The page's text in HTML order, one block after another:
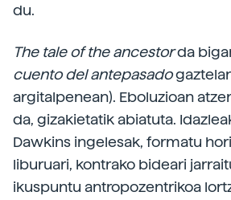
du.
The tale of the ancestorda
cuento del antepasado
argitalpenean). Eboluzioan
da, gizakietatik abiatuta.
Dawkins ingelesak, formatu
liburuari, kontrako bideari
ikuspuntu antropozentrikoa